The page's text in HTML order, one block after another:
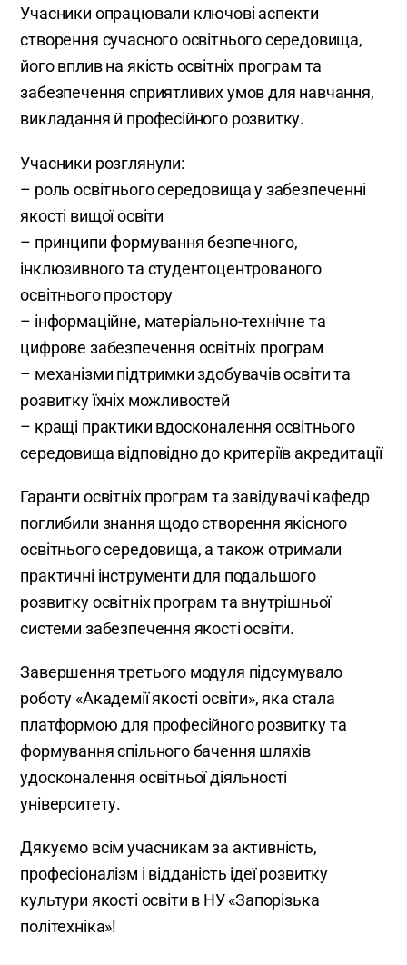
Учасники опрацювали ключові аспекти
створення сучасного освітнього середовища,
його вплив на якість освітніх програм та
забезпечення сприятливих умов для навчання,
викладання й професійного розвитку.
Учасники розглянули:
– роль освітнього середовища у забезпеченні
якості вищої освіти
– принципи формування безпечного,
інклюзивного та студентоцентрованого
освітнього простору
– інформаційне, матеріально-технічне та
цифрове забезпечення освітніх програм
– механізми підтримки здобувачів освіти та
розвитку їхніх можливостей
– кращі практики вдосконалення освітнього
середовища відповідно до критеріїв акредитації
Гаранти освітніх програм та завідувачі кафедр
поглибили знання щодо створення якісного
освітнього середовища, а також отримали
практичні інструменти для подальшого
розвитку освітніх програм та внутрішньої
системи забезпечення якості освіти.
Завершення третього модуля підсумувало
роботу «Академії якості освіти», яка стала
платформою для професійного розвитку та
формування спільного бачення шляхів
удосконалення освітньої діяльності
університету.
Дякуємо всім учасникам за активність,
професіоналізм і відданість ідеї розвитку
культури якості освіти в НУ «Запорізька
політехніка»!